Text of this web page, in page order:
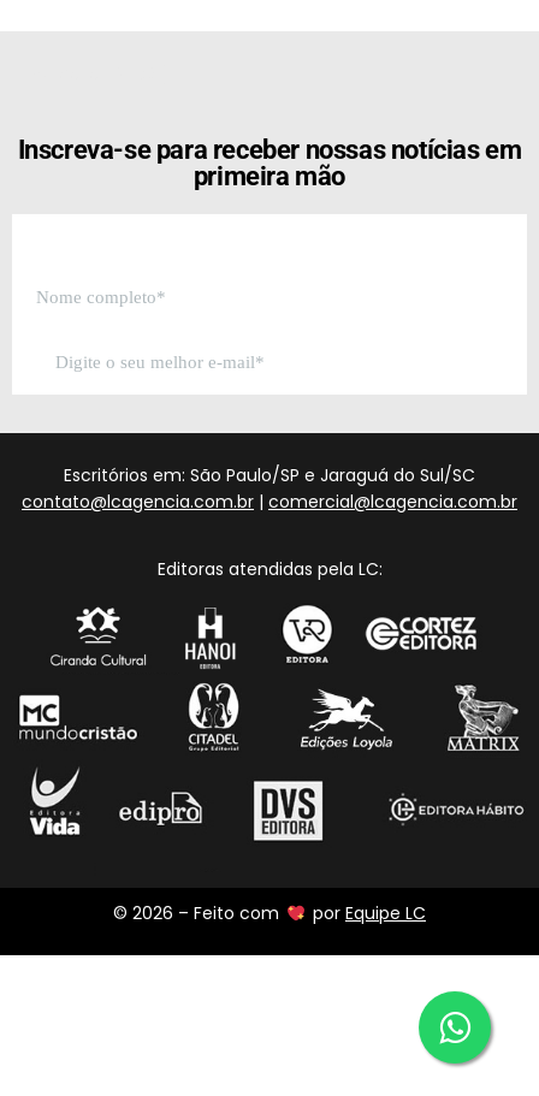
Inscreva-se para receber nossas notícias em
primeira mão
Escritórios em: São Paulo/SP e Jaraguá do Sul/SC
contato@lcagencia.com.br | comercial@lcagencia.com.br
Editoras atendidas pela LC:
© 2026 – Feito com por Equipe LC